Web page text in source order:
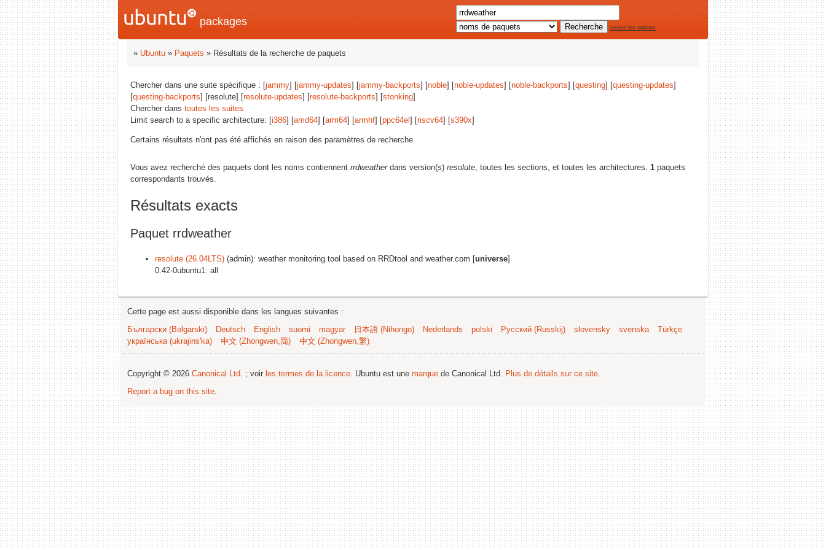
packages toutes les options
» Ubuntu » Paquets » Résultats de la recherche de paquets
Chercher dans une suite spécifique : [jammy] [jammy-updates] [jammy-backports] [noble] [noble-updates] [noble-backports] [questing] [questing-updates]
[questing-backports] [resolute] [resolute-updates] [resolute-backports] [stonking]
Chercher dans toutes les suites
Limit search to a specific architecture: [i386] [amd64] [arm64] [armhf] [ppc64el ] [riscv64] [s390x]
Certains résultats n'ont pas été affichés en raison des paramètres de recherche.
Vous avez recherché des paquets dont les noms contiennent rrdweatherdans version(s) resolute, toutes les sections, et toutes les architectures. 1 paquets
correspondants trouvés.
Résultats exacts
Paquet rrdweather
resolute (26.04LTS) (admin): weather monitoring tool based on RRDtool and weather.com [universe]
0.42-0ubuntu1: all
Cette page est aussi disponible dans les langues suivantes :
Български (Bəlgarski)
Deutsch English suomi magyar 日本語 (Nihongo) Nederlands polski Русский (Russkij) slovensky svenska
Türkçe
українська (ukrajins'ka)
中文 (Zhongwen,简) 中文 (Zhongwen,繁)
Copyright © 2026 Canonical Ltd. ; voir les termes de la licence . Ubuntu est une marque de Canonical Ltd. Plus de détails sur ce site
Report a bug on this site